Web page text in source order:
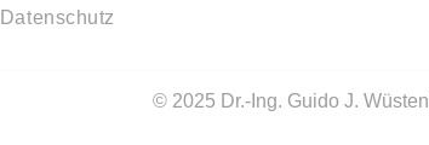
Datenschutz
© 2025 Dr.-Ing. Guido J.